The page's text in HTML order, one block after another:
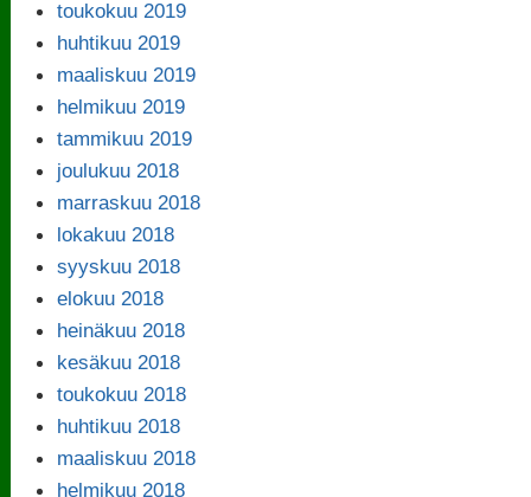
toukokuu 2019
huhtikuu 2019
maaliskuu 2019
helmikuu 2019
tammikuu 2019
joulukuu 2018
marraskuu 2018
lokakuu 2018
syyskuu 2018
elokuu 2018
heinäkuu 2018
kesäkuu 2018
toukokuu 2018
huhtikuu 2018
maaliskuu 2018
helmikuu 2018